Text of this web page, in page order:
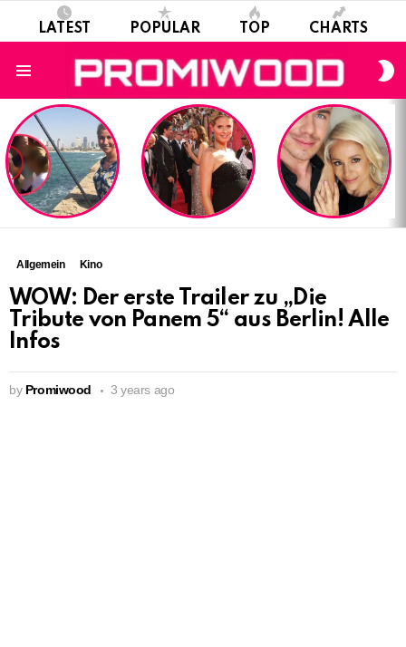
LATEST POPULAR TOP CHARTS
LATEST
STORIES
Allgemein Kino
WOW: Der erste Trailer zu „Die
Tribute von Panem 5“ aus Berlin! Alle
Infos
by Promiwood 3 years ago